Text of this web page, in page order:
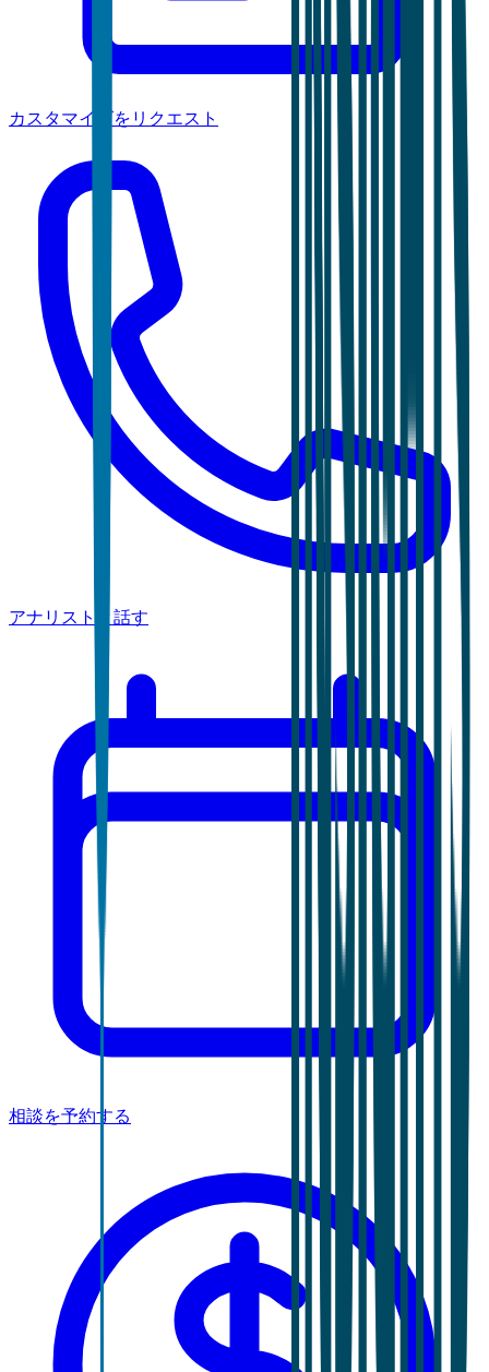
カスタマイズをリクエスト
アナリストと話す
相談を予約する